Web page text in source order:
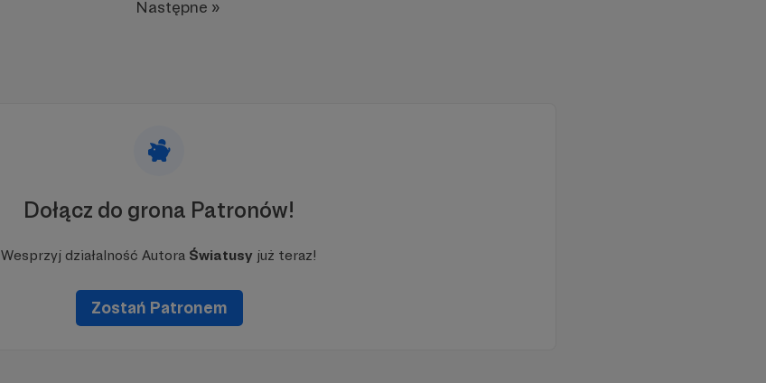
Następne »
Dołącz do grona Patronów!
Wesprzyj działalność Autora Światusy już teraz!
Zostań Patronem